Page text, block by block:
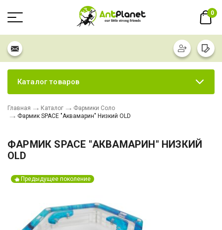
0
Каталог товаров
Главная Каталог
Фармики Соло
Фармик SPACE "Аквамарин" Низкий OLD
ФАРМИК SPACE "АКВАМАРИН" НИЗКИЙ
OLD
Предыдущее поколение